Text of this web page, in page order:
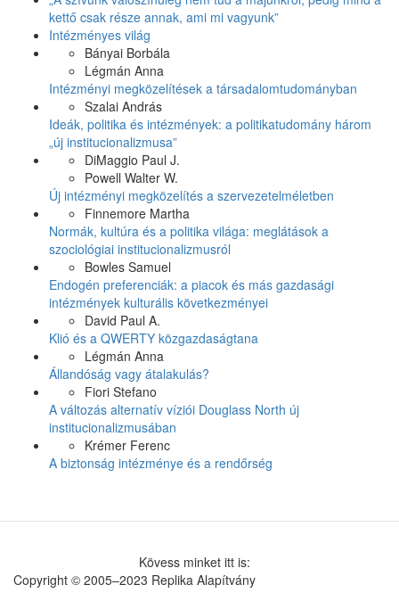
kettő csak része annak, ami mi vagyunk”
Intézményes világ
Bányai Borbála
Légmán Anna
Intézményi megközelítések a társadalomtudományban
Szalai András
Ideák, politika és intézmények: a politikatudomány három
„új institucionalizmusa”
DiMaggio Paul J.
Powell Walter W.
Új intézményi megközelítés a szervezetelméletben
Finnemore Martha
Normák, kultúra és a politika világa: meglátások a
szociológiai institucionalizmusról
Bowles Samuel
Endogén preferenciák: a piacok és más gazdasági
intézmények kulturális következményei
David Paul A.
Klió és a QWERTY közgazdaságtana
Légmán Anna
Állandóság vagy átalakulás?
Fiori Stefano
A változás alternatív víziói Douglass North új
institucionalizmusában
Krémer Ferenc
A biztonság intézménye és a rendőrség
Kövess minket itt is:
Copyright © 2005–2023 Replika Alapítvány